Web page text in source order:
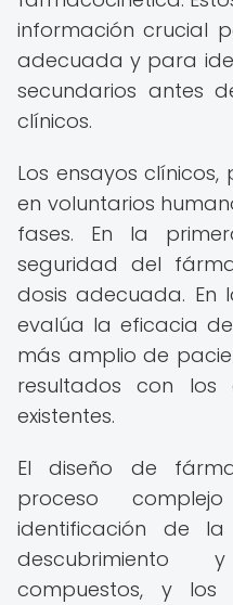
información crucial
adecuada y para
secundarios antes
clínicos.
Los ensayos
en voluntarios
fases. En la
seguridad del
dosis adecuada. En
evalúa la eficacia
más amplio de
resultados con los
existentes.
El diseño de
proceso
identificación de
compuestos, y los